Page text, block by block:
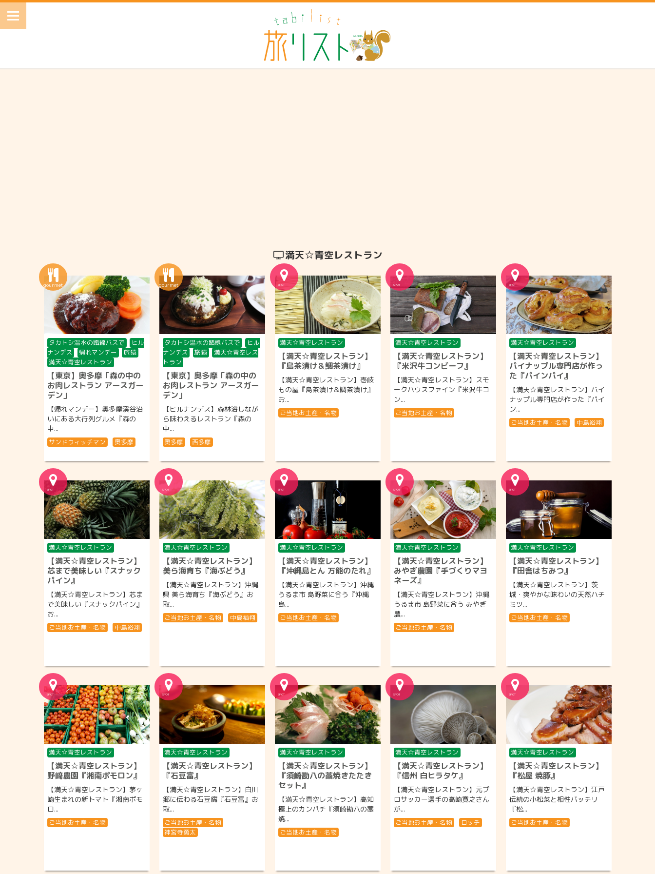
満天☆青空レストラン
タカトシ温水の路線バスで
ヒル
ナンデス
帰れマンデー
旅猿
満天☆青空レストラン
【東京】奥多摩「森の中の
お肉レストラン アースガー
デン」
【帰れマンデー】奥多摩渓谷沿
いにある大行列グルメ『森の
中...
サンドウィッチマン 奥多摩
タカトシ温水の路線バスで
ヒル
ナンデス
旅猿
満天☆青空レス
トラン
【東京】奥多摩「森の中の
お肉レストラン アースガー
デン」
【ヒルナンデス】森林浴しなが
ら味わえるレストラン『森の
中...
奥多摩 西多摩
満天☆青空レストラン
【満天☆青空レストラン】
『島茶漬け＆鯛茶漬け』
【満天☆青空レストラン】壱岐
もの屋『島茶漬け＆鯛茶漬け』
お...
ご当地お土産・名物
満天☆青空レストラン
【満天☆青空レストラン】
『米沢牛コンビーフ』
【満天☆青空レストラン】スモ
ークハウスファイン『米沢牛コ
ン...
ご当地お土産・名物
満天☆青空レストラン
【満天☆青空レストラン】
パイナップル専門店が作っ
た『パインパイ』
【満天☆青空レストラン】パイ
ナップル専門店が作った『パイ
ン...
ご当地お土産・名物 中島裕翔
満天☆青空レストラン
【満天☆青空レストラン】
芯まで美味しい『スナック
パイン』
【満天☆青空レストラン】芯ま
で美味しい『スナックパイン』
お...
ご当地お土産・名物 中島裕翔
満天☆青空レストラン
【満天☆青空レストラン】
美ら海育ち『海ぶどう』
【満天☆青空レストラン】沖縄
県 美ら海育ち『海ぶどう』お
取...
ご当地お土産・名物 中島裕翔
満天☆青空レストラン
【満天☆青空レストラン】
『沖縄島とん 万能のたれ』
【満天☆青空レストラン】沖縄
うるま市 島野菜に合う『沖縄
島...
ご当地お土産・名物
満天☆青空レストラン
【満天☆青空レストラン】
みやぎ農園『手づくりマヨ
ネーズ』
【満天☆青空レストラン】沖縄
うるま市 島野菜に合う みやぎ
農...
ご当地お土産・名物
満天☆青空レストラン
【満天☆青空レストラン】
『田舎はちみつ』
【満天☆青空レストラン】茨
城・爽やかな味わいの天然ハチ
ミツ...
ご当地お土産・名物
満天☆青空レストラン
【満天☆青空レストラン】
野﨑農園『湘南ポモロン』
【満天☆青空レストラン】茅ヶ
崎生まれの新トマト『湘南ポモ
ロ...
ご当地お土産・名物
満天☆青空レストラン
【満天☆青空レストラン】
『石豆富』
【満天☆青空レストラン】白川
郷に伝わる石豆腐『石豆富』お
取...
ご当地お土産・名物
神宮寺勇太
満天☆青空レストラン
【満天☆青空レストラン】
『須崎勘八の藁焼きたたき
セット』
【満天☆青空レストラン】高知
極上のカンパチ『須崎勘八の藁
焼...
ご当地お土産・名物
満天☆青空レストラン
【満天☆青空レストラン】
『信州 白ヒラタケ』
【満天☆青空レストラン】元プ
ロサッカー選手の高崎寛之さん
が...
ご当地お土産・名物 ロッチ
満天☆青空レストラン
【満天☆青空レストラン】
『松屋 焼豚』
【満天☆青空レストラン】江戸
伝統の小松菜と相性バッチリ
『松...
ご当地お土産・名物